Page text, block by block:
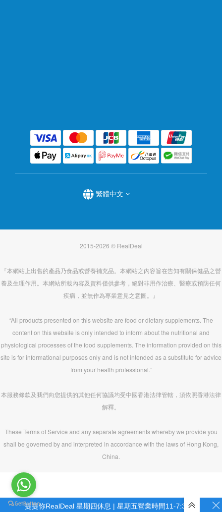
繁體中文
2015-2026 © RealDeal
『本網站上出售的產品乃食品或營養補充品。本網站之內容旨在告知有關保健品之營
養及生理作用。本網站所載內容及資料僅供參考，絕對非用作治療、醫療或預防任何
疾病，並無作為專業意見之意圖。』
“All products presented on this website are food or dietary supplements. The
content on this website is only intended to inform about the nutritional and
physiological processes of the food supplements. The information provided on this
site is for informational purposes only and is not intended as a substitute for advice
from your health professional.”
本服務條款及我們向您提供的其他任何協議均受中國香港法律管轄，須依照香港法律
解釋。
These Terms of Service and any separate agreements whereby we provide you
shall be governed by and interpreted in accordance with the laws of Hong Kong,
China.
提提你RealDeal 星期四休息 | 星期五營業時間11-7:30